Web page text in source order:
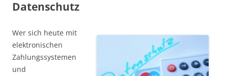
Datenschutz
Wer sich heute mit
elektronischen
Zahlungssystemen
und